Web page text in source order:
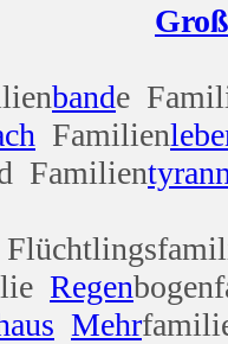
Groß
bande
Familien
Familientyrann
Regen
Mehr